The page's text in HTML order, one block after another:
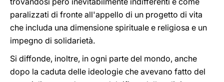
paralizzati di fronte all'appello di un progetto di vita
che includa una dimensione spirituale e religiosa e un
impegno di solidarietà.
Si diffonde, inoltre, in ogni parte del mondo, anche
dopo la caduta delle ideologie che avevano fatto del